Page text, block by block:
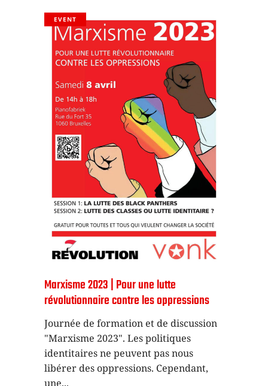
EVENT
Marxisme 2023 | Pour une lutte
révolutionnaire contre les oppressions
Journée de formation et de discussion
"Marxisme 2023". Les politiques
identitaires ne peuvent pas nous
libérer des oppressions. Cependant,
une